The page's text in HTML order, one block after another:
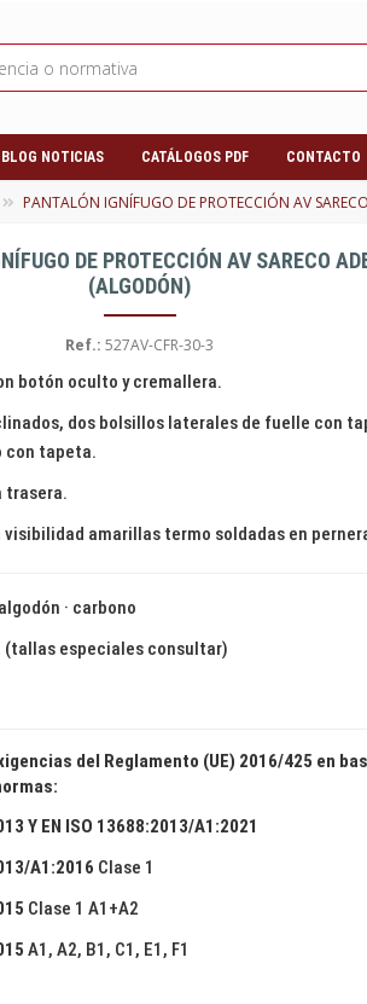
BLOG NOTICIAS CATÁLOGOS PDF CONTACTO
PANTALÓN IGNÍFUGO DE PROTECCIÓN AV
DE PROTECCIÓN AV SARECO
(ALGODÓN)
Ref.: 527AV-CFR-30-3
botón oculto y cremallera.
dos bolsillos laterales de fuelle con
con tapeta.
trasera.
visibilidad amarillas termo soldadas en
· carbono
(tallas especiales consultar)
del Reglamento (UE) 2016/425 en
Y EN ISO 13688:2013/A1:2021
A1:2016 Clase 1
Clase 1 A1+A2
A1, A2, B1, C1, E1, F1